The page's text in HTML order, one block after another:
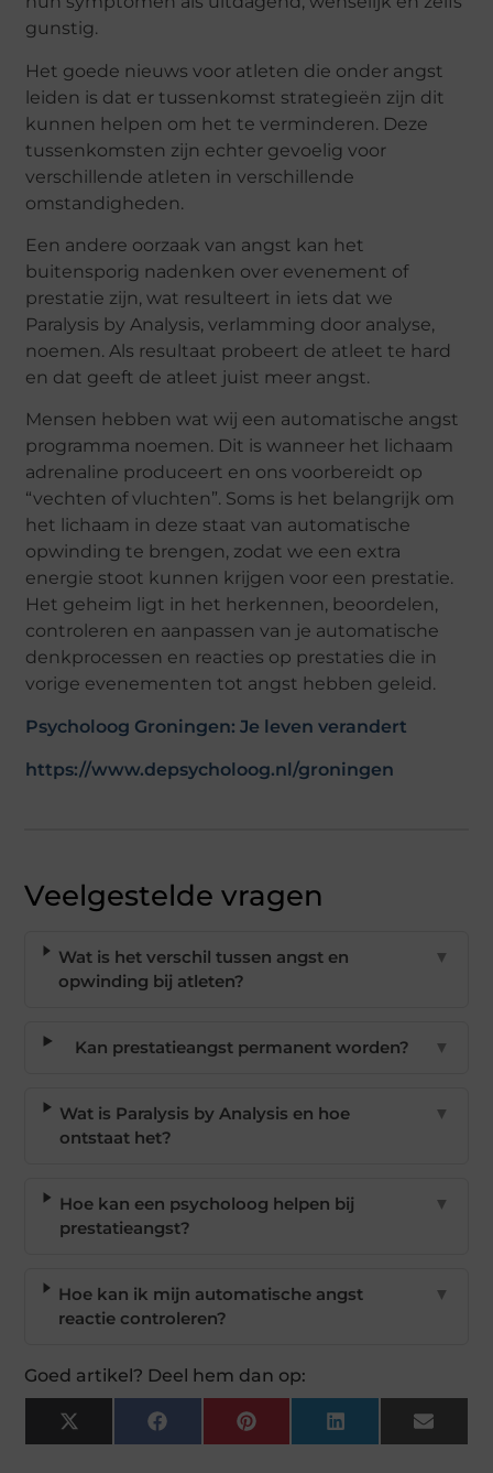
gunstig.
Het goede nieuws voor atleten die onder angst
leiden is dat er tussenkomst strategieën zijn dit
kunnen helpen om het te verminderen. Deze
tussenkomsten zijn echter gevoelig voor
verschillende atleten in verschillende
omstandigheden.
Een andere oorzaak van angst kan het
buitensporig nadenken over evenement of
prestatie zijn, wat resulteert in iets dat we
Paralysis by Analysis, verlamming door analyse,
noemen. Als resultaat probeert de atleet te hard
en dat geeft de atleet juist meer angst.
Mensen hebben wat wij een automatische angst
programma noemen. Dit is wanneer het lichaam
adrenaline produceert en ons voorbereidt op
“vechten of vluchten”. Soms is het belangrijk om
het lichaam in deze staat van automatische
opwinding te brengen, zodat we een extra
energie stoot kunnen krijgen voor een prestatie.
Het geheim ligt in het herkennen, beoordelen,
controleren en aanpassen van je automatische
denkprocessen en reacties op prestaties die in
vorige evenementen tot angst hebben geleid.
Psycholoog Groningen: Je leven verandert
https://www.depsycholoog.nl/groningen
Veelgestelde vragen
Wat is het verschil tussen angst en
opwinding bij atleten?
▼
Kan prestatieangst permanent worden? ▼
Wat is Paralysis by Analysis en hoe
ontstaat het?
▼
Hoe kan een psycholoog helpen bij
prestatieangst?
▼
Hoe kan ik mijn automatische angst
reactie controleren?
▼
Goed artikel? Deel hem dan op:
X
(Twitter)
FacebookPinterest LinkedIn Email